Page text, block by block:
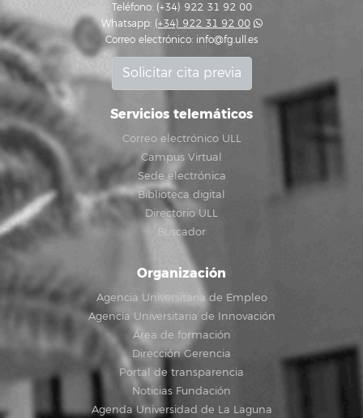
Teléfono: (+34) 922 31 92 00
Whatsapp: (+34) 922 31 92 00
Correo electrónico: info@fg.ull.es
Solicitar cita previa
Servicios telemáticos
Correo electrónico ULL
Campus Virtual
Sede electrónica
Biblioteca digital
Directorio ULL
Buscador
Organización
Agencia Universitaria de Empleo
Agencia Universitaria de Innovación
Área de formación
Dirección Gerencia
Portal de transparencia
Noticias Fundación
Agenda Universidad de La Laguna